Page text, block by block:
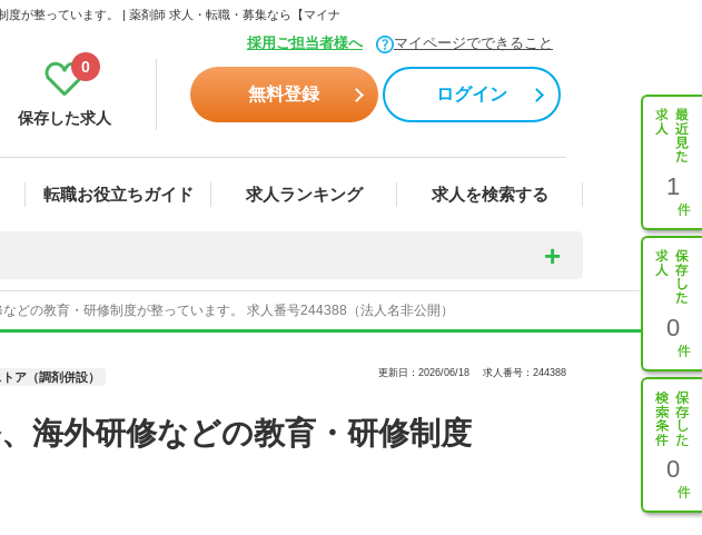
が整っています。 | 薬剤師 求人・転職・募集なら【マイナ
採用ご担当者様へ マイページでできること
保存した求人
0
無料登録 ログイン
転職お役立ちガイド 求人ランキング 求人を検索する 1
0
0
どの教育・研修制度が整っています。 求人番号244388（法人名非公開）
ア（調剤併設） 更新日：2026/06/18 求人番号：244388
海外研修などの教育・研修制度